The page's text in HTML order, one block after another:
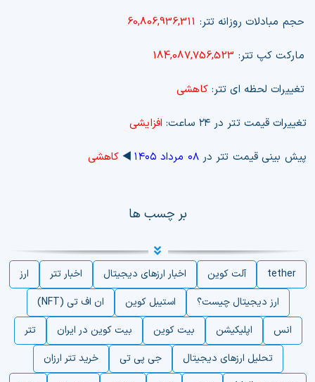
حجم مبادلات روزانه تتر: 60,806,936,311
مارکت کپ تتر: 184,087,756,523
تغییرات لحظه ای تتر:کاهشی
تغییرات قیمت تتر در ۲۴ ساعت: افزایشی
پیش بینی قیمت تتر در۰۸ مرداد ۱۴۰۵ ◀️ کاهشی
بر چسب ها
tether آلت کوین اخبار ارزهای دیجیتال اخبار تتر
ارز
ارز دیجیتال چیست؟
استیبل کوین
ان اف تی (NFT)
انس
اپلیکیشن بیت کوین بیت کوین در ایران
تتر
تحلیل ارزهای دیجیتال
جی پی تی
خرید تتر ارزان